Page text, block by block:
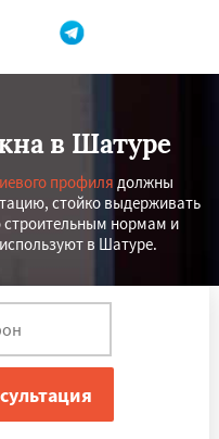
мне
в Шатуре
профиля должны
стойко выдерживать
строительным нормам и
в Шатуре.